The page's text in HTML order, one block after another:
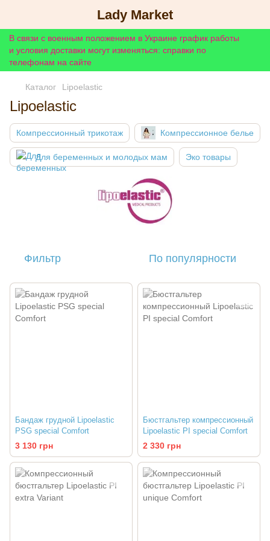
Lady Market
В связи с военным положением в Украине график работы
и условия доставки могут изменяться: справки по
телефонам на сайте
Каталог Lipoelastic
Lipoelastic
Компрессионный трикотаж Компрессионное белье
Для беременных и молодых мам Эко товары
Фильтр По популярности
Бандаж грудной Lipoelastic
PSG special Comfort
3 130 грн
Бюстгальтер компрессионный
Lipoelastic PI special Comfort
2 330 грн